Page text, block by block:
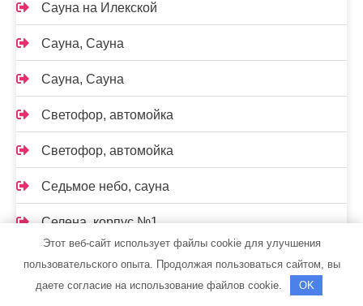
Сауна на Илекской
Сауна, Сауна
Сауна, Сауна
Светофор, автомойка
Светофор, автомойка
Седьмое небо, сауна
Селена, корпус №1
Сервисная компания по обслуживанию
складской техники и промышленного оборудования
Этот веб-сайт использует файлы cookie для улучшения
пользовательского опыта. Продолжая пользоваться сайтом, вы
даете согласие на использование файлов cookie.
OK